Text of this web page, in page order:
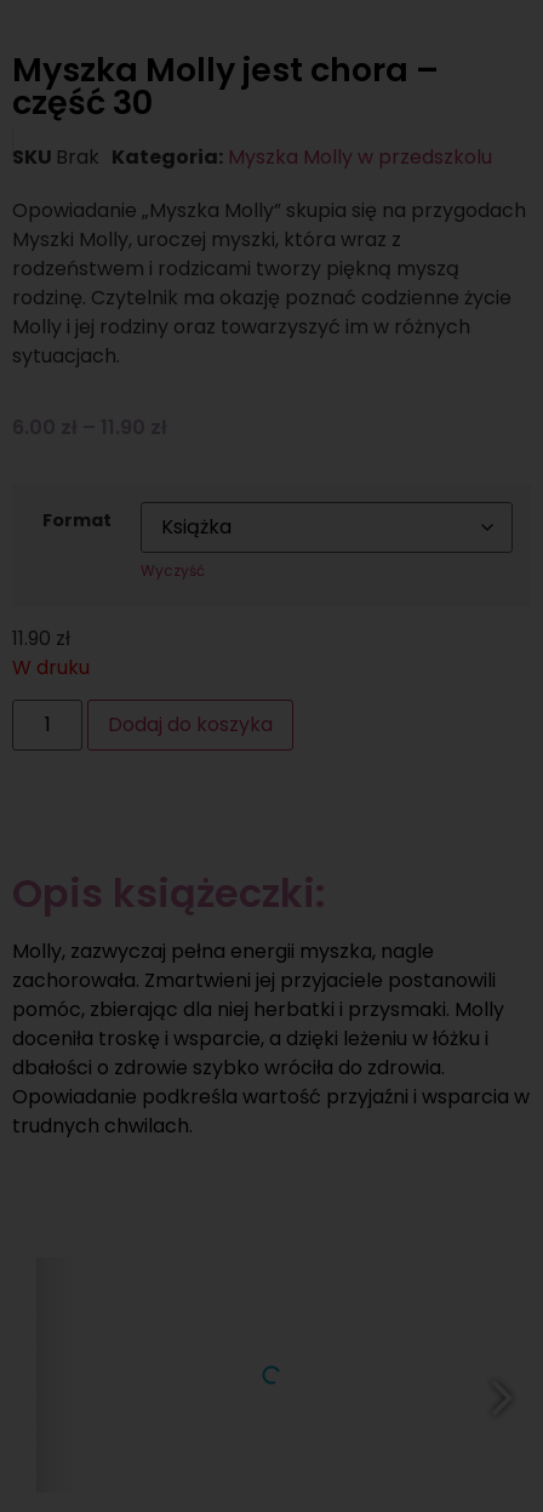
Myszka Molly jest chora –
część 30
SKU Brak Kategoria: Myszka Molly w przedszkolu
Opowiadanie „Myszka Molly” skupia się na przygodach
Myszki Molly, uroczej myszki, która wraz z
rodzeństwem i rodzicami tworzy piękną myszą
rodzinę. Czytelnik ma okazję poznać codzienne życie
Molly i jej rodziny oraz towarzyszyć im w różnych
sytuacjach.
Format
Wyczyść
11.90 zł
W druku
Dodaj do koszyka
Opis książeczki:
Molly, zazwyczaj pełna energii myszka, nagle
zachorowała. Zmartwieni jej przyjaciele postanowili
pomóc, zbierając dla niej herbatki i przysmaki. Molly
doceniła troskę i wsparcie, a dzięki leżeniu w łóżku i
dbałości o zdrowie szybko wróciła do zdrowia.
Opowiadanie podkreśla wartość przyjaźni i wsparcia w
trudnych chwilach.